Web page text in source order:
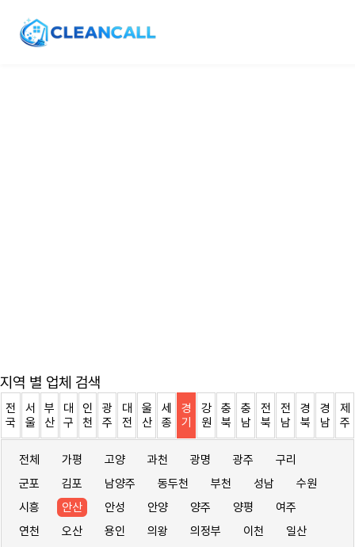
지역 별 업체 검색
전
국
서
울
부
산
대
구
인
천
광
주
대
전
울
산
세
종
경
기
강
원
충
북
충
남
전
북
전
남
경
북
경
남
제
주
전체 가평 고양 과천 광명 광주
구리
군포
김포 남양주 동두천 부천 성남
수원
시흥
안산 안성 안양 양주 양평
여주
연천
오산 용인 의왕 의정부 이천
일산